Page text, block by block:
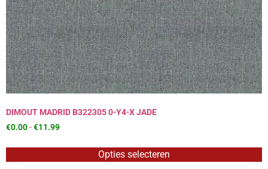
DIMOUT MADRID B322305 0-Y4-X JADE
€0.00-€11.99
Opties selecteren